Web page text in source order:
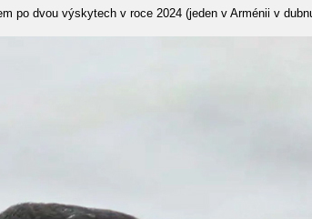
po dvou výskytech v roce 2024 (jeden v Arménii v